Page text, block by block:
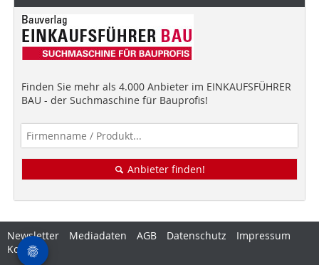
Finden Sie mehr als 4.000 Anbieter im EINKAUFSFÜHRER
BAU - der Suchmaschine für Bauprofis!
Anbieter finden!
Newsletter Mediadaten AGB Datenschutz
Impressum
Kontakt